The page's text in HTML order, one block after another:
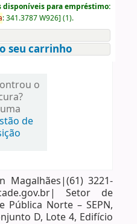
disponíveis para empréstimo:
:341.3787 W926] (1).
seu carrinho
o
de
Magalhães|(61) 3221-
Setor de
Pública Norte – SEPN,
D, Lote 4, Edifício